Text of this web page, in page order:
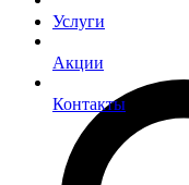
Услуги
Акции
Контакты